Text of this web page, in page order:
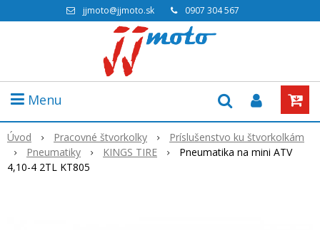
jjmoto@jjmoto.sk 0907 304 567
Menu
Úvod Pracovné štvorkolky
Príslušenstvo ku štvorkolkám
Pneumatiky
KINGS TIRE
Pneumatika na mini ATV
4,10-4 2TL KT805